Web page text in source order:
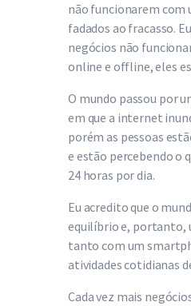
não funcionarem
fadados ao fracasso.
negócios não
online e offline, eles
O mundo passou por
em que a internet
porém as pessoas
e estão percebendo o
24 horas por dia.
Eu acredito que o
equilíbrio e, portanto,
tanto com um
atividades cotidianas
Cada vez mais